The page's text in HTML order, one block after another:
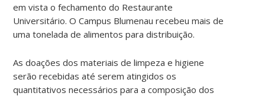
em vista o fechamento do Restaurante
Universitário. O Campus Blumenau recebeu mais de
uma tonelada de alimentos para distribuição.
As doações dos materiais de limpeza e higiene
serão recebidas até serem atingidos os
quantitativos necessários para a composição dos